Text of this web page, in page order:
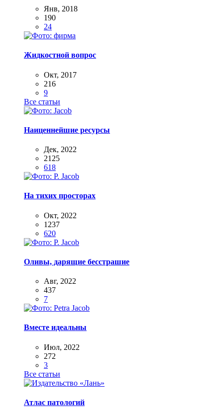
Янв, 2018
190
24
Жидкостной вопрос
Окт, 2017
216
9
Все статьи
Наиценнейшие ресурсы
Дек, 2022
2125
618
На тихих просторах
Окт, 2022
1237
620
Оливы, дарящие бесстрашие
Авг, 2022
437
7
Вместе идеальны
Июл, 2022
272
3
Все статьи
Атлас патологий